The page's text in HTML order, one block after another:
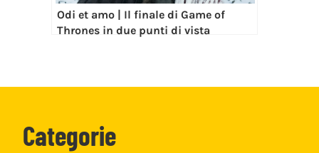
Odi et amo | Il finale di Game of
Thrones in due punti di vista
Categorie